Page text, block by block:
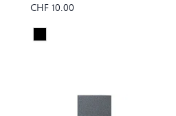
CHF 10.00
Colour
Black